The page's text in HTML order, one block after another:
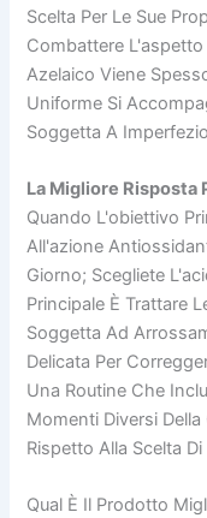
Scelta Per Le Sue
Combattere L'aspetto
Azelaico Viene
Uniforme Si
Soggetta A
La Migliore Risposta
Quando L'obiettivo
All'azione
Giorno; Scegliete
Principale È Trattare
Soggetta Ad
Delicata Per
Una Routine Che
Momenti Diversi Della
Rispetto Alla Scelta
Qual È Il Prodotto